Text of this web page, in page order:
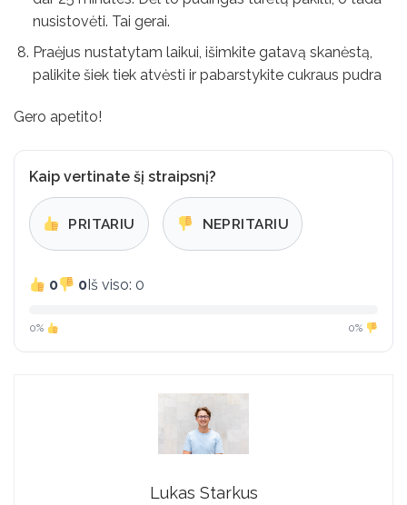
nusistovėti. Tai gerai.
Praėjus nustatytam laikui, išimkite gatavą skanėstą,
palikite šiek tiek atvėsti ir pabarstykite cukraus pudra
Gero apetito!
Kaip vertinate šį straipsnį?
PRITARIU NEPRITARIU
0 0 Iš viso: 0
0% 0%
Lukas Starkus